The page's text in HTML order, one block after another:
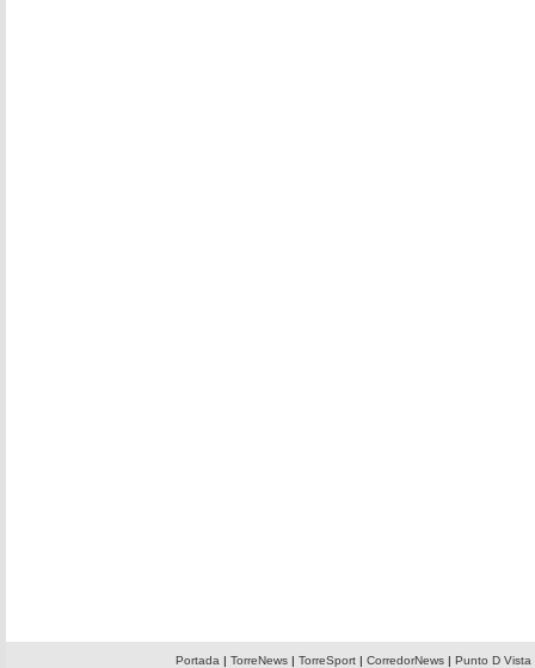
Portada | TorreNews| TorreSport| CorredorNews| Punto D Vista